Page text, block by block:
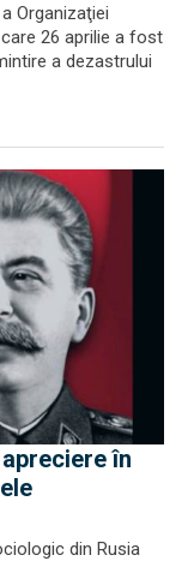
Organizaţiei
26 aprilie a fost
a dezastrului
în
din Rusia